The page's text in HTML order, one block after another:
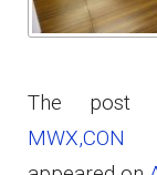
The post
MWX,CON